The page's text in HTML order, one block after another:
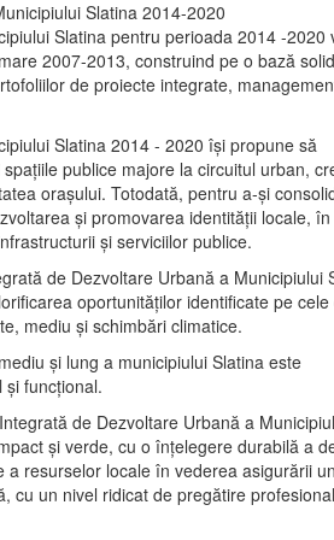
Slatina pentru perioada 2014 -2020
2007-2013, construind pe o bază
de proiecte integrate,
Slatina 2014 - 2020 își propune să
publice majore la circuitul urban,
oraşului. Totodată, pentru a-şi
şi promovarea identităţii locale, în
şi serviciilor publice.
de Dezvoltare Urbană a Municipiului
oportunităţilor identificate pe cele
mediu şi schimbări climatice.
şi lung a municipiului Slatina este
şi funcţional.
de Dezvoltare Urbană a
şi verde, cu o înţelegere durabilă a
resurselor locale în vederea asigurării
cu un nivel ridicat de pregătire